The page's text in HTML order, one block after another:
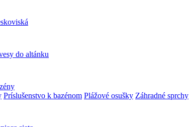
do altánku
Príslušenstvo k bazénom Plážové osušky Záhradné sprchy